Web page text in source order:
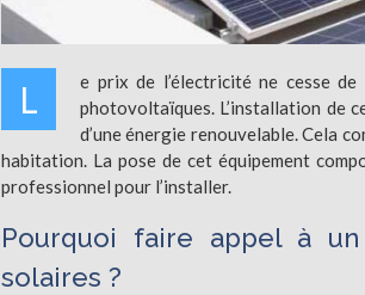
L
e prix de l’électricité ne cesse
photovoltaïques. L’installation de
d’une énergie renouvelable. Cela
habitation. La pose de cet équipement
professionnel pour l’installer.
Pourquoi faire appel à
solaires ?